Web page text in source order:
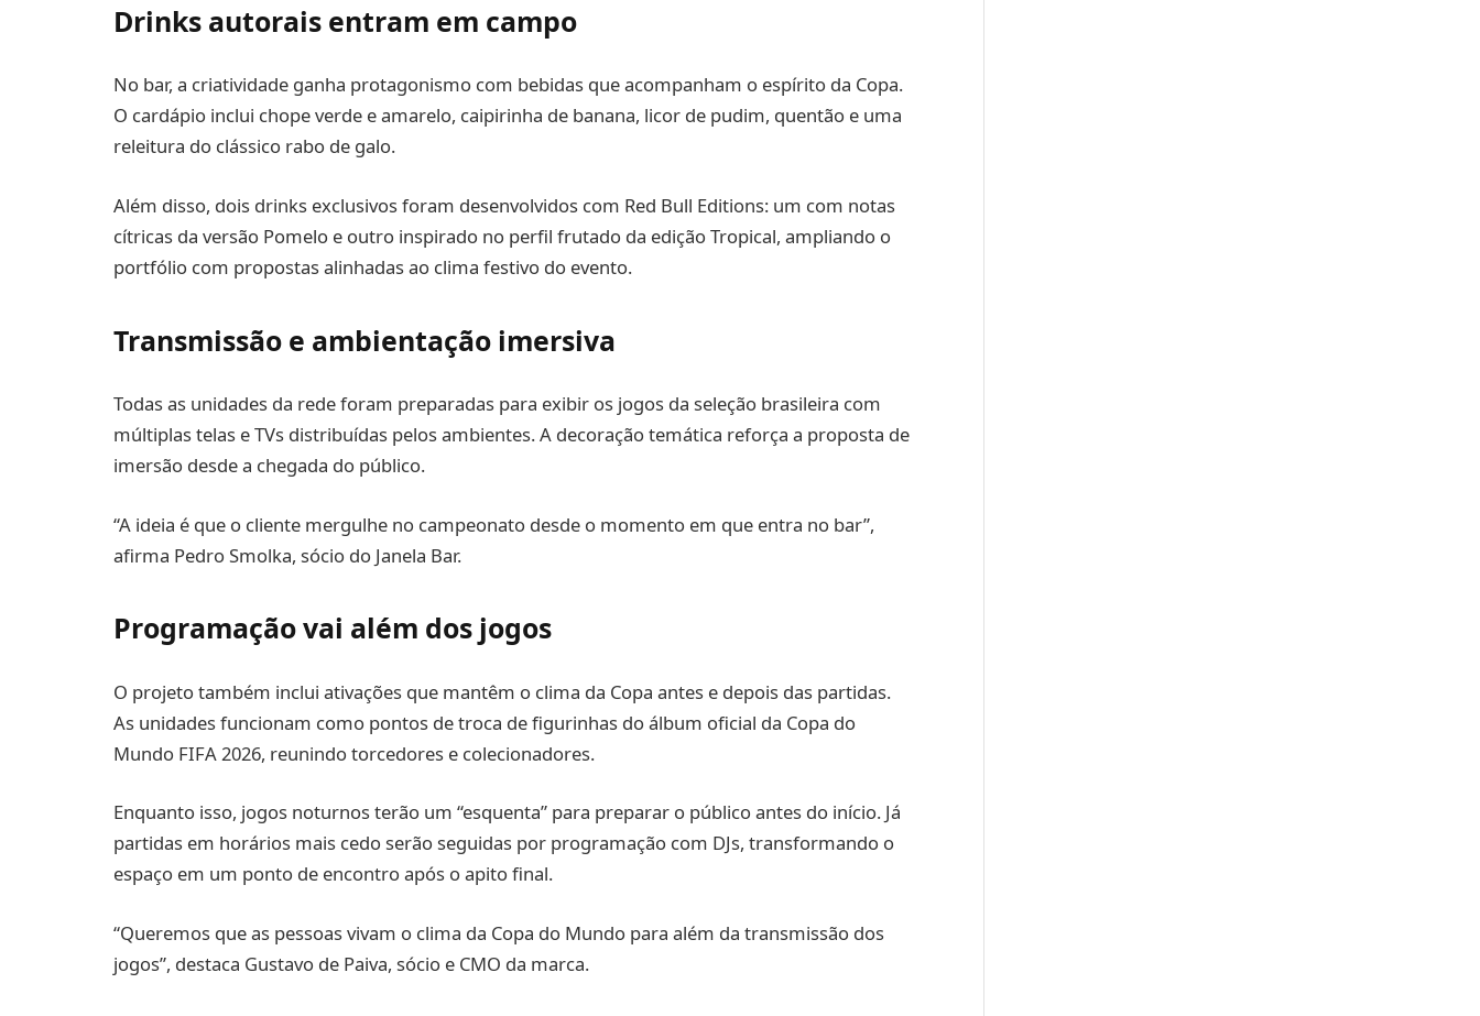
Drinks autorais entram em campo
No bar, a criatividade ganha protagonismo com bebidas que acompanham o espírito da Copa.
O cardápio inclui chope verde e amarelo, caipirinha de banana, licor de pudim, quentão e uma
releitura do clássico rabo de galo.
Além disso, dois drinks exclusivos foram desenvolvidos com Red Bull Editions: um com notas
cítricas da versão Pomelo e outro inspirado no perfil frutado da edição Tropical, ampliando o
portfólio com propostas alinhadas ao clima festivo do evento.
Transmissão e ambientação imersiva
Todas as unidades da rede foram preparadas para exibir os jogos da seleção brasileira com
múltiplas telas e TVs distribuídas pelos ambientes. A decoração temática reforça a proposta de
imersão desde a chegada do público.
“A ideia é que o cliente mergulhe no campeonato desde o momento em que entra no bar”,
afirma Pedro Smolka, sócio do Janela Bar.
Programação vai além dos jogos
O projeto também inclui ativações que mantêm o clima da Copa antes e depois das partidas.
As unidades funcionam como pontos de troca de figurinhas do álbum oficial da Copa do
Mundo FIFA 2026, reunindo torcedores e colecionadores.
Enquanto isso, jogos noturnos terão um “esquenta” para preparar o público antes do início. Já
partidas em horários mais cedo serão seguidas por programação com DJs, transformando o
espaço em um ponto de encontro após o apito final.
“Queremos que as pessoas vivam o clima da Copa do Mundo para além da transmissão dos
jogos”, destaca Gustavo de Paiva, sócio e CMO da marca.